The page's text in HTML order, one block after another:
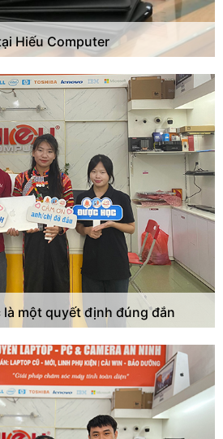
Hiếu Computer
một quyết định đúng đắn